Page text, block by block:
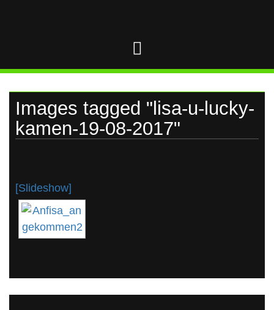
Images tagged "lisa-u-lucky-
kamen-19-08-2017"
[Slideshow]